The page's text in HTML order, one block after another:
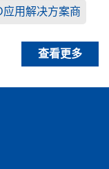
应用解决方案商
查看更多